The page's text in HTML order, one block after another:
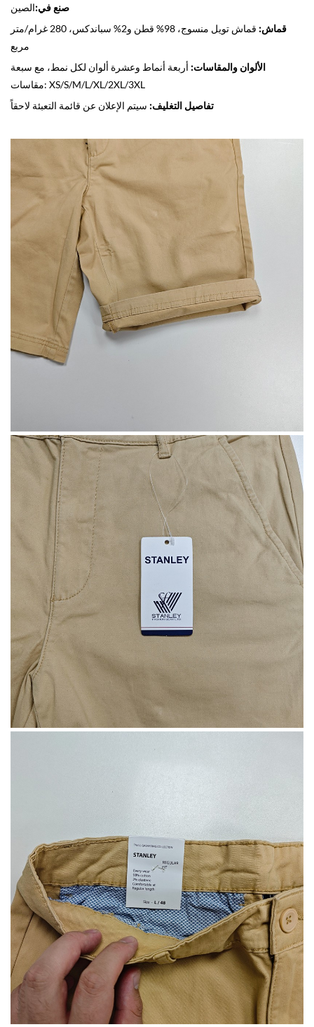
صنع في:الصين
قماش:
قماش تويل منسوج، 98% قطن و2% سباندكس، 280 غرام/متر
مربع
الألوان والمقاسات: أربعة أنماط وعشرة ألوان لكل نمط، مع سبعة
مقاسات: XS/S/M/L/XL/2XL/3XL
تفاصيل التغليف: سيتم الإعلان عن قائمة التعبئة لاحقاً